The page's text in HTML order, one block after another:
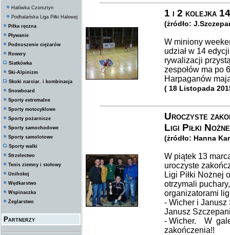
Halówka Czorsztyn
Podhalańska Liga Piłki Halowej
Piłka ręczna
Pływanie
Podnoszenie ciężarów
Rowery
Siatkówka
Ski-Alpinizm
Skoki narciar. i kombinacja
Snowboard
Sporty extremalne
Sporty motocyklowe
Sporty pożarnicze
Sporty samochodowe
Sporty samolotowe
Sporty walki
Strzelectwo
Tenis ziemny i stołowy
Unihokej
Wędkarstwo
Wspinaczka
Żeglarstwo
Partnerzy
1 i 2 kolejka
(żródło:
W miniony
udział w 14
rywalizacji
zespołów ma po
Harpaganów
( 18 Listopada
Uroczyste
Ligi Piłki
(żródło: Hanna
W piątek 13
uroczyste
Ligi Piłki Nożnej
otrzymali
organizatorami
- Wicher i Janusz
Janusz
- Wicher. W
zakończenia!!